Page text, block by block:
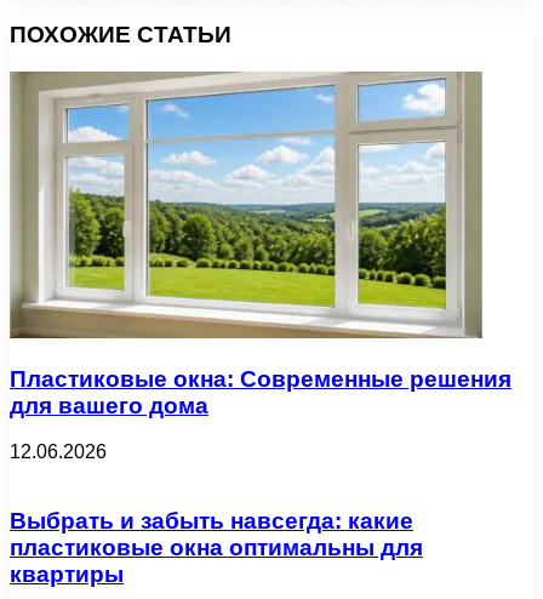
ПОХОЖИЕ СТАТЬИ
Пластиковые окна: Современные решения
для вашего дома
12.06.2026
Выбрать и забыть навсегда: какие
пластиковые окна оптимальны для
квартиры